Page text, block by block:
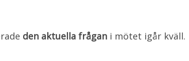
den aktuella frågan i mötet igår kväll.